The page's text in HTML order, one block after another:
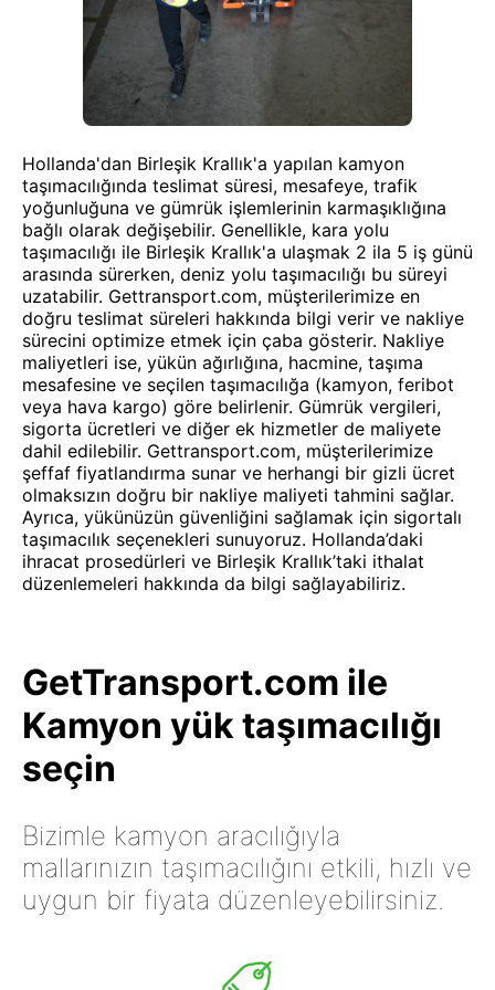
Hollanda'dan Birleşik Krallık'a yapılan kamyon
taşımacılığında teslimat süresi, mesafeye, trafik
yoğunluğuna ve gümrük işlemlerinin karmaşıklığına
bağlı olarak değişebilir. Genellikle, kara yolu
taşımacılığı ile Birleşik Krallık'a ulaşmak 2 ila 5 iş günü
arasında sürerken, deniz yolu taşımacılığı bu süreyi
uzatabilir. Gettransport.com, müşterilerimize en
doğru teslimat süreleri hakkında bilgi verir ve nakliye
sürecini optimize etmek için çaba gösterir. Nakliye
maliyetleri ise, yükün ağırlığına, hacmine, taşıma
mesafesine ve seçilen taşımacılığa (kamyon, feribot
veya hava kargo) göre belirlenir. Gümrük vergileri,
sigorta ücretleri ve diğer ek hizmetler de maliyete
dahil edilebilir. Gettransport.com, müşterilerimize
şeffaf fiyatlandırma sunar ve herhangi bir gizli ücret
olmaksızın doğru bir nakliye maliyeti tahmini sağlar.
Ayrıca, yükünüzün güvenliğini sağlamak için sigortalı
taşımacılık seçenekleri sunuyoruz. Hollanda’daki
ihracat prosedürleri ve Birleşik Krallık’taki ithalat
düzenlemeleri hakkında da bilgi sağlayabiliriz.
GetTransport.com ile
Kamyon yük taşımacılığı
seçin
Bizimle kamyon aracılığıyla
mallarınızın taşımacılığını etkili, hızlı ve
uygun bir fiyata düzenleyebilirsiniz.